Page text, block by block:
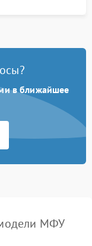
в ближайшее
МФУ